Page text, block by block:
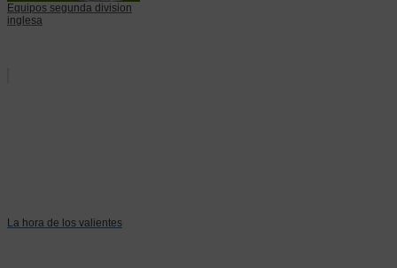
Equipos segunda division
inglesa
La hora de los valientes